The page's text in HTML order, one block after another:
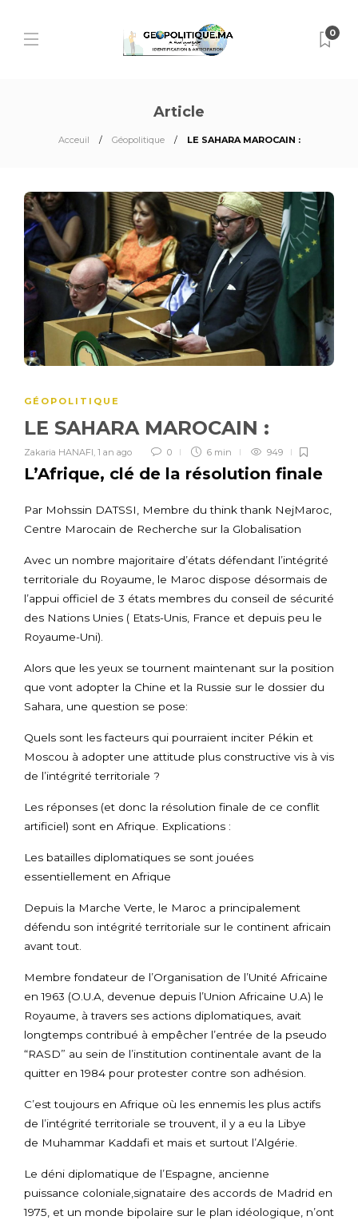
0
Article
Acceuil Géopolitique LE SAHARA MAROCAIN :
GÉOPOLITIQUE
LE SAHARA MAROCAIN :
Zakaria HANAFI, 1 an ago 0 6 min 949
L’Afrique, clé de la résolution finale
Par Mohssin DATSSI, Membre du think thank NejMaroc,
Centre Marocain de Recherche sur la Globalisation
Avec un nombre majoritaire d’états défendant l’intégrité
territoriale du Royaume, le Maroc dispose désormais de
l’appui officiel de 3 états membres du conseil de sécurité
des Nations Unies ( Etats-Unis, France et depuis peu le
Royaume-Uni).
Alors que les yeux se tournent maintenant sur la position
que vont adopter la Chine et la Russie sur le dossier du
Sahara, une question se pose:
Quels sont les facteurs qui pourraient inciter Pékin et
Moscou à adopter une attitude plus constructive vis à vis
de l’intégrité territoriale ?
Les réponses (et donc la résolution finale de ce conflit
artificiel) sont en Afrique. Explications :
Les batailles diplomatiques se sont jouées
essentiellement en Afrique
Depuis la Marche Verte, le Maroc a principalement
défendu son intégrité territoriale sur le continent africain
avant tout.
Membre fondateur de l’Organisation de l’Unité Africaine
en 1963 (O.U.A, devenue depuis l’Union Africaine U.A) le
Royaume, à travers ses actions diplomatiques, avait
longtemps contribué à empêcher l’entrée de la pseudo
“RASD” au sein de l’institution continentale avant de la
quitter en 1984 pour protester contre son adhésion.
C’est toujours en Afrique où les ennemis les plus actifs
de l’intégrité territoriale se trouvent, il y a eu la Libye
de Muhammar Kaddafi et mais et surtout l’Algérie.
Le déni diplomatique de l’Espagne, ancienne
puissance coloniale,signataire des accords de Madrid en
1975, et un monde bipolaire sur le plan idéologique, n’ont